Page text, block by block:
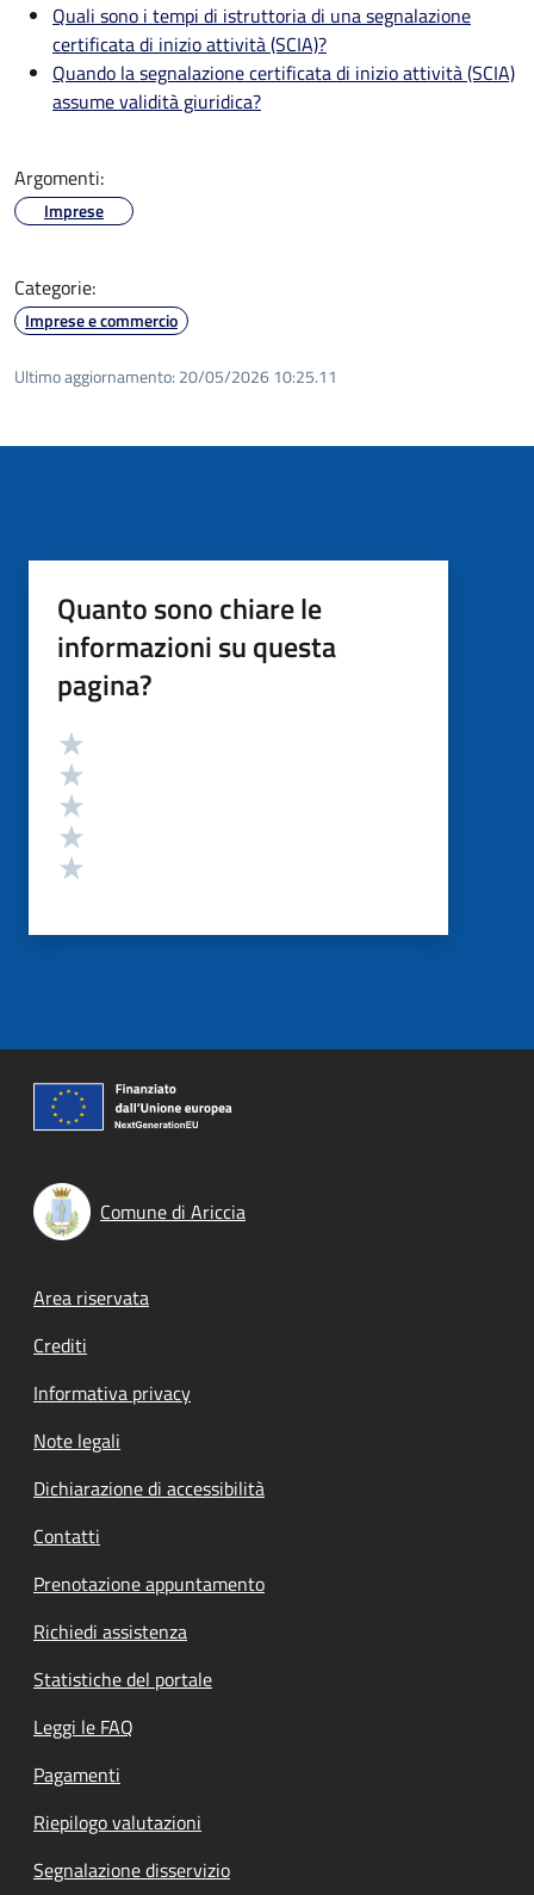
Quali sono i tempi di istruttoria di una segnalazione
certificata di inizio attività (SCIA)?
Quando la segnalazione certificata di inizio attività (SCIA)
assume validità giuridica?
Argomenti:
Imprese
Categorie:
Imprese e commercio
Ultimo aggiornamento: 20/05/2026 10:25.11
Quanto sono chiare le
informazioni su questa
pagina?
Valutazione
Comune di Ariccia
Footer menu
Area riservata
Crediti
Informativa privacy
Note legali
Dichiarazione di accessibilità
Contatti
Prenotazione appuntamento
Richiedi assistenza
Statistiche del portale
Leggi le FAQ
Pagamenti
Riepilogo valutazioni
Segnalazione disservizio